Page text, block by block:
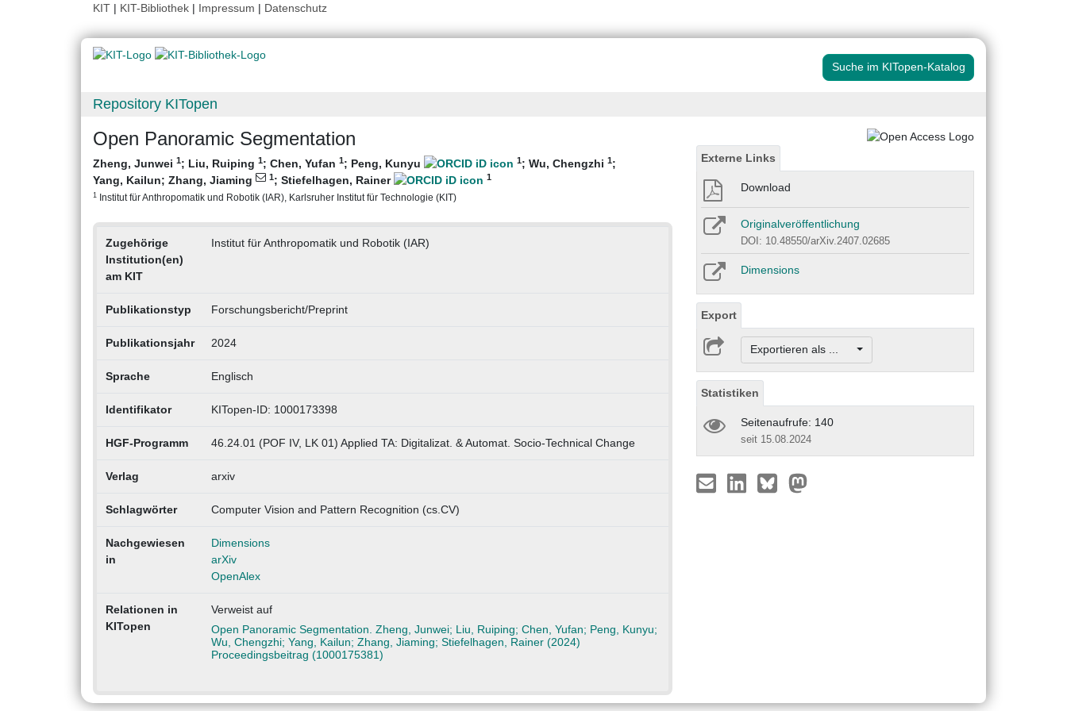
KIT | KIT-Bibliothek | Impressum | Datenschutz
Suche im KITopen-Katalog
Repository KITopen
Open Panoramic Segmentation
Zheng, Junwei 1; Liu, Ruiping 1; Chen, Yufan 1; Peng, Kunyu 1; Wu, Chengzhi 1;
Yang, Kailun; Zhang, Jiaming 1; Stiefelhagen, Rainer 1
1 Institut für Anthropomatik und Robotik (IAR), Karlsruher Institut für Technologie (KIT)
Zugehörige
Institution(en)
am KIT
Institut für Anthropomatik und Robotik (IAR)
Publikationstyp Forschungsbericht/Preprint
Publikationsjahr 2024
Sprache Englisch
Identifikator KITopen-ID: 1000173398
HGF-Programm 46.24.01 (POF IV, LK 01) Applied TA: Digitalizat. & Automat. Socio-Technical Change
Verlag arxiv
Schlagwörter Computer Vision and Pattern Recognition (cs.CV)
Nachgewiesen
in
Dimensions
arXiv
OpenAlex
Relationen in
KITopen
Verweist auf
Open Panoramic Segmentation. Zheng, Junwei; Liu, Ruiping; Chen, Yufan; Peng, Kunyu;
Wu, Chengzhi; Yang, Kailun; Zhang, Jiaming; Stiefelhagen, Rainer (2024)
Proceedingsbeitrag (1000175381)
Externe Links
Download
Originalveröffentlichung
DOI: 10.48550/arXiv.2407.02685
Dimensions
Export
Exportieren als ...
Statistiken
Seitenaufrufe: 140
seit 15.08.2024